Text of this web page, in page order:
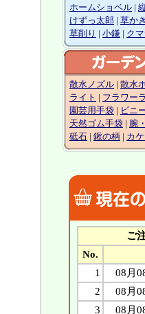
ホームショベル
けずっ太郎
草かき
草削り
小鎌 ク
散水ノズル 散水
ライト
フラワー
園芸用手袋
ビニ
天然ゴム手袋
腕
砥石
鍬の柄 カ